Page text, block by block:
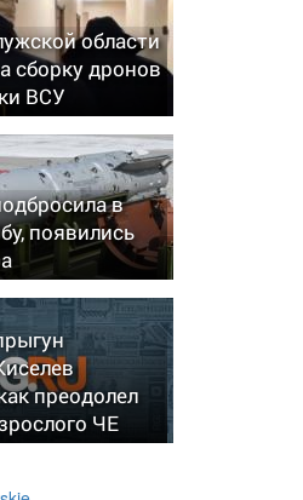
области
сборку дронов
ВСУ
в
появились
преодолел
ЧЕ